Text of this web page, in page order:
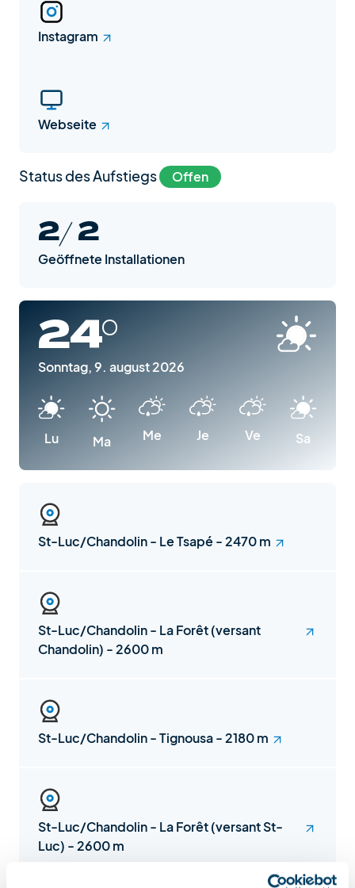
Instagram
Webseite
Status des Aufstiegs Offen
2/ 2
Geöffnete Installationen
24°
Sonntag, 9. august 2026
Lu Ma Me Je Ve Sa
St-Luc/Chandolin - Le Tsapé - 2470 m
St-Luc/Chandolin - La Forêt (versant
Chandolin) - 2600 m
St-Luc/Chandolin - Tignousa - 2180 m
St-Luc/Chandolin - La Forêt (versant St-
Luc) - 2600 m